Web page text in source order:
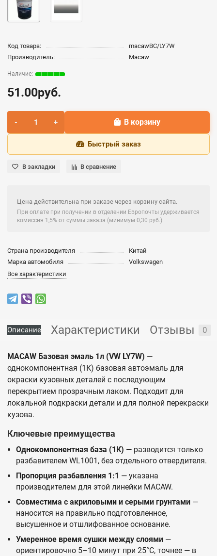
Код товара:
macawBC/LY7W
Производитель:
Macaw
51.00руб.
В корзину
Быстрый заказ
В закладки В сравнение
Цена действительна при заказе через корзину сайта.
При оплате при получении в отделении Европочты удерживается
комиссия 1,5% от суммы заказа (минимум 0,30 руб.).
Страна производителя
Китай
Марка автомобиля
Volkswagen
Все характеристики
Описание Характеристики Отзывы 0
MACAW Базовая эмаль 1л (VW LY7W) —
однокомпонентная (1К) базовая автоэмаль для
окраски кузовных деталей с последующим
перекрытием прозрачным лаком. Подходит для
локальной подкраски детали и для полной перекраски
кузова.
Ключевые преимущества
Однокомпонентная база (1К) — разводится только
разбавителем WL1001, без отдельного отвердителя.
Пропорция разбавления 1:1 — указана
производителем для этой линейки MACAW.
Совместима с акриловыми и серыми грунтами —
наносится на правильно подготовленное,
высушенное и отшлифованное основание.
Умеренное время сушки между слоями —
ориентировочно 5–10 минут при 25°C, точнее — в